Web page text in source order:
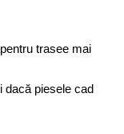
trasee mai
dacă piesele cad